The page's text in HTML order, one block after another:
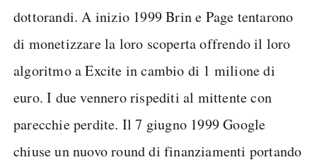
dottorandi. A inizio 1999 Brin e Page tentarono
di monetizzare la loro scoperta offrendo il loro
algoritmo a Excite in cambio di 1 milione di
euro. I due vennero rispediti al mittente con
parecchie perdite. Il 7 giugno 1999 Google
chiuse un nuovo round di finanziamenti portando